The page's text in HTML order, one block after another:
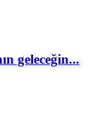
geleceğin...